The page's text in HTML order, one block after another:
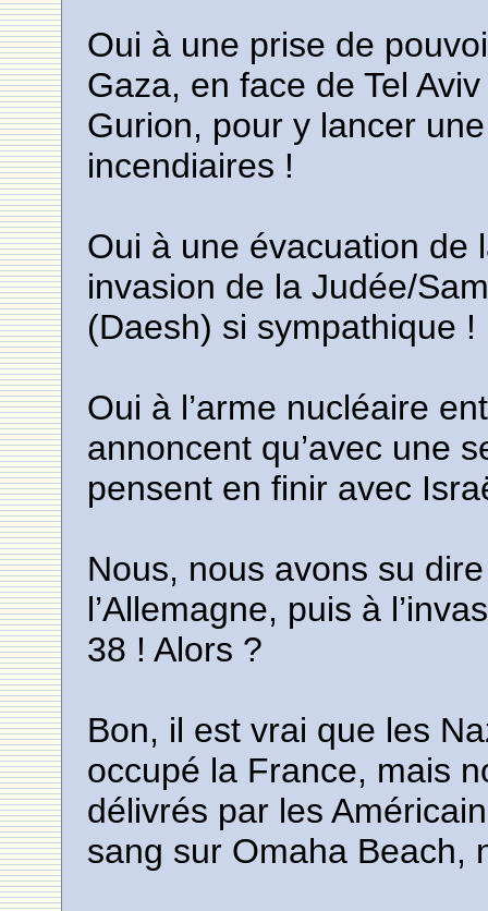
Oui à une prise de
Gaza, en face de Tel
Gurion, pour y lancer
incendiaires !
Oui à une évacuation de
invasion de la Judée/
(Daesh) si sympathique !
Oui à l’arme nucléaire
annoncent qu’avec une
pensent en finir avec
Nous, nous avons su
l’Allemagne, puis à
38 ! Alors ?
Bon, il est vrai que les
occupé la France, mais
délivrés par les
sang sur Omaha Beach,